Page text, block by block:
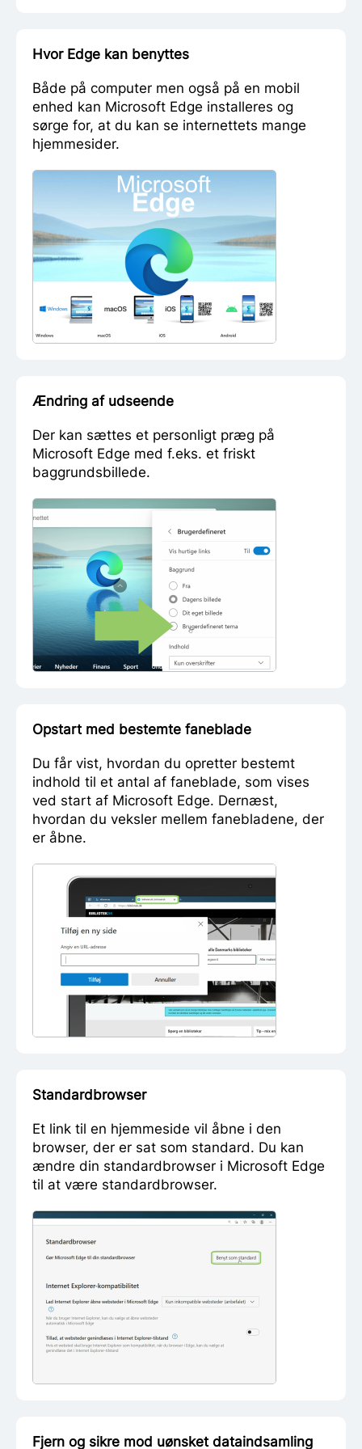
URL/hjemmesideadresse:Uniform Resource
tilgængelig via internettet. URL'en består af en
specifikation af den anvendte protokol (fx HTTP
eller FTP), et domænenavn, der specificerer,
hvilken computer filen befinder sig på, og endelig
en beskrivelse af filens placering på computeren.
Hvor Edge kan benyttes
Både på computer men også på en mobil
enhed kan Microsoft Edge installeres og
sørge for, at du kan se internettets mange
hjemmesider.
Ændring af udseende
Der kan sættes et personligt præg på
Microsoft Edge med f.eks. et friskt
baggrundsbillede.
Opstart med bestemte faneblade
Du får vist, hvordan du opretter bestemt
indhold til et antal af faneblade, som vises
ved start af Microsoft Edge. Dernæst,
hvordan du veksler mellem fanebladene, der
er åbne.
Standardbrowser
Et link til en hjemmeside vil åbne i den
browser, der er sat som standard. Du kan
ændre din standardbrowser i Microsoft Edge
til at være standardbrowser.
Fjern og sikre mod uønsket dataindsamling